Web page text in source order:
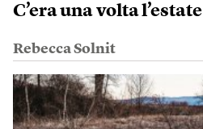
C’era una volta l’estate
Rebecca Solnit